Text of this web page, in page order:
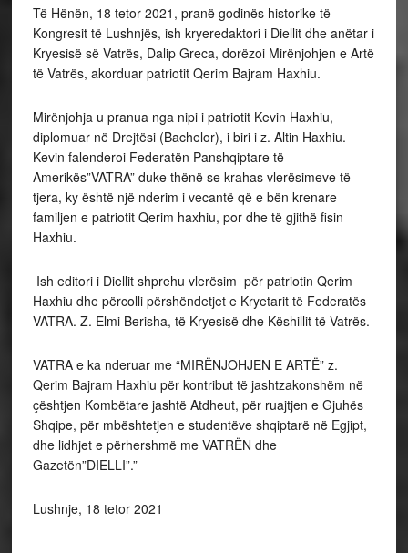
Të Hënën, 18 tetor 2021, pranë godinës historike të
Kongresit të Lushnjës, ish kryeredaktori i Diellit dhe anëtar i
Kryesisë së Vatrës, Dalip Greca, dorëzoi Mirënjohjen e Artë
të Vatrës, akorduar patriotit Qerim Bajram Haxhiu.
Mirënjohja u pranua nga nipi i patriotit Kevin Haxhiu,
diplomuar në Drejtësi (Bachelor), i biri i z. Altin Haxhiu.
Kevin falenderoi Federatën Panshqiptare të
Amerikës”VATRA” duke thënë se krahas vlerësimeve të
tjera, ky është një nderim i vecantë që e bën krenare
familjen e patriotit Qerim haxhiu, por dhe të gjithë fisin
Haxhiu.
Ish editori i Diellit shprehu vlerësim për patriotin Qerim
Haxhiu dhe përcolli përshëndetjet e Kryetarit të Federatës
VATRA. Z. Elmi Berisha, të Kryesisë dhe Këshillit të Vatrës.
VATRA e ka nderuar me “MIRËNJOHJEN E ARTË” z.
Qerim Bajram Haxhiu për kontribut të jashtzakonshëm në
çështjen Kombëtare jashtë Atdheut, për ruajtjen e Gjuhës
Shqipe, për mbështetjen e studentëve shqiptarë në Egjipt,
dhe lidhjet e përhershmë me VATRËN dhe
Gazetën”DIELLI”.”
Lushnje, 18 tetor 2021